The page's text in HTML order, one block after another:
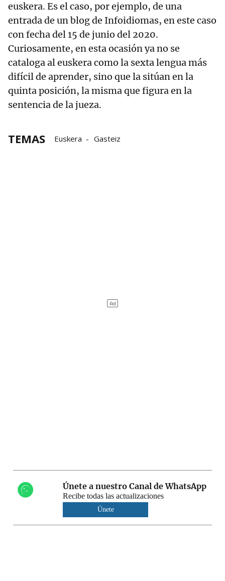
euskera. Es el caso, por ejemplo, de una
entrada de un blog de Infoidiomas, en este caso
con fecha del 15 de junio del 2020.
Curiosamente, en esta ocasión ya no se
cataloga al euskera como la sexta lengua más
difícil de aprender, sino que la sitúan en la
quinta posición, la misma que figura en la
sentencia de la jueza.
TEMAS Euskera Gasteiz
Únete a nuestro Canal de WhatsApp
Recibe todas las actualizaciones
Únete